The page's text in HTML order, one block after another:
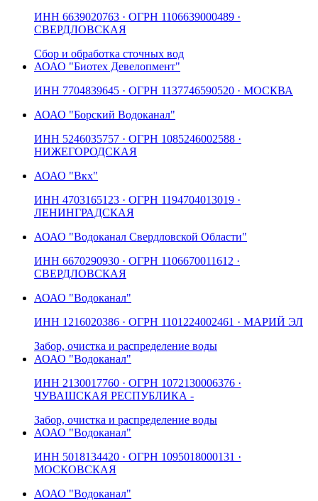
ИНН 6639020763 · ОГРН 1106639000489 ·
СВЕРДЛОВСКАЯ
Сбор и обработка сточных вод
АОАО "Биотех Девелопмент"
ИНН 7704839645 · ОГРН 1137746590520 · МОСКВА
АОАО "Борский Водоканал"
ИНН 5246035757 · ОГРН 1085246002588 ·
НИЖЕГОРОДСКАЯ
АОАО "Вкх"
ИНН 4703165123 · ОГРН 1194704013019 ·
ЛЕНИНГРАДСКАЯ
АОАО "Водоканал Свердловской Области"
ИНН 6670290930 · ОГРН 1106670011612 ·
СВЕРДЛОВСКАЯ
АОАО "Водоканал"
ИНН 1216020386 · ОГРН 1101224002461 · МАРИЙ ЭЛ
Забор, очистка и распределение воды
АОАО "Водоканал"
ИНН 2130017760 · ОГРН 1072130006376 ·
ЧУВАШСКАЯ РЕСПУБЛИКА -
Забор, очистка и распределение воды
АОАО "Водоканал"
ИНН 5018134420 · ОГРН 1095018000131 ·
МОСКОВСКАЯ
АОАО "Водоканал"